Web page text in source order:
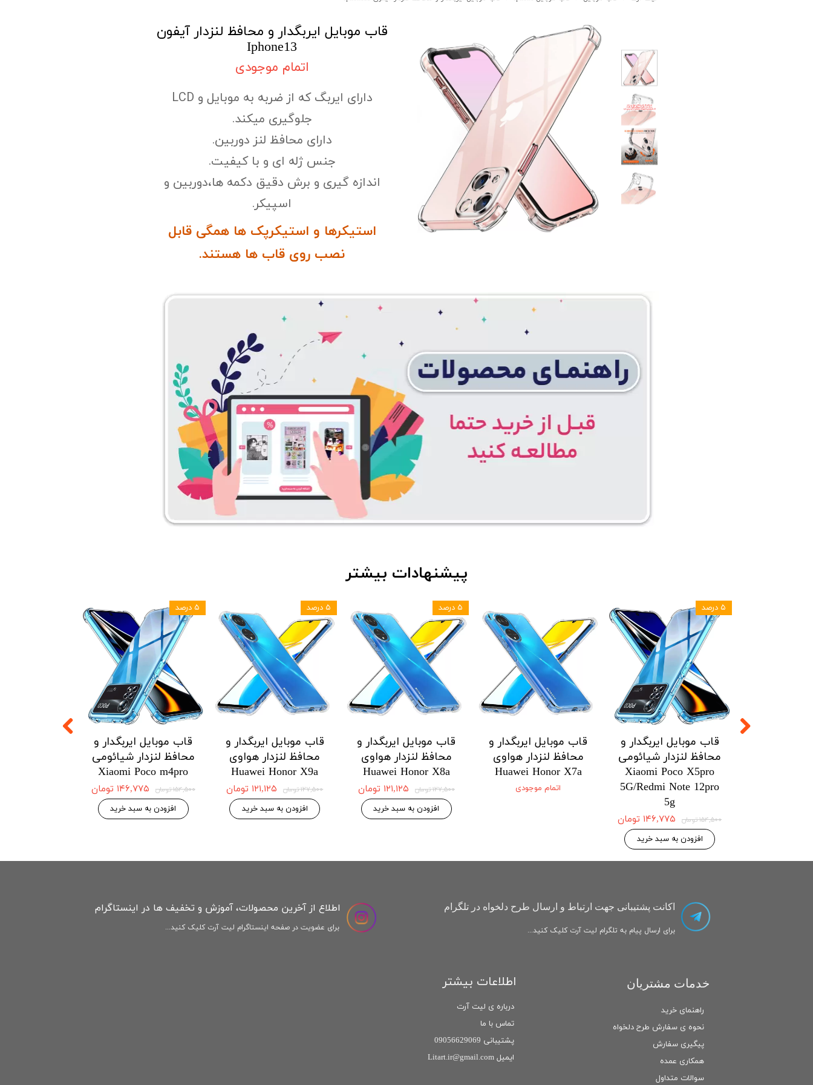
قاب موبایل ایربگدار و محافظ لنزدار آیفون
Iphone13
اتمام موجودی
دارای ایربگ که از ضربه به موبایل
و LCD
جلوگیری میکند.
دارای محافظ لنز دوربین.
جنس ژله ای و با کیفیت.
اندازه گیری و برش دقیق دکمه ها،دوربین و
اسپیکر.
استیکرها و استیکرپک ها همگی قابل
نصب روی قاب ها هستند.
قاب موبایل ایربگدار و
محافظ لنزدار شیائومی
Xiaomi Poco m4pro
۱۵۴,۵۰۰ تومان ۱۴۶,۷۷۵ تومان
افزودن به سبد خرید
۵ درصد
قاب موبایل ایربگدار و
محافظ لنزدار هواوی
Huawei Honor X9a
۱۲۷,۵۰۰ تومان ۱۲۱,۱۲۵ تومان
افزودن به سبد خرید
۵ درصد
قاب موبایل ایربگدار و
محافظ لنزدار هواوی
Huawei Honor X8a
۱۲۷,۵۰۰ تومان ۱۲۱,۱۲۵ تومان
افزودن به سبد خرید
۵ درصد
قاب موبایل ایربگدار و
محافظ لنزدار هواوی
Huawei Honor X7a
اتمام موجودی
قاب موبایل ایربگدار و
محافظ لنزدار شیائومی
Xiaomi Poco X5pro
5G/Redmi Note 12pro
5g
۱۵۴,۵۰۰ تومان ۱۴۶,۷۷۵ تومان
افزودن به سبد خرید
۵ درصد
پیشنهادات بیشتر
راهنمای خرید
نحوه ی سفارش طرح دلخواه
پیگیری سفارش
همکاری عمده
سوالات متداول
خدمات مشتریان
اکانت پشتیبانی جهت ارتباط و ارسال طرح دلخواه در تلگرام
برای ارسال پیام به تلگرام لیت آرت کلیک کنید...
اطلاعات بیشتر
درباره ی لیت آرت
تماس با ما
پشتیبانی 09056629069
ایمیل Litart.ir@gmail.com
اطلاع از آخرین محصولات، آموزش و تخفیف ها در اینستاگرام
برای عضویت در صفحه اینستاگرام لیت آرت کلیک کنید...